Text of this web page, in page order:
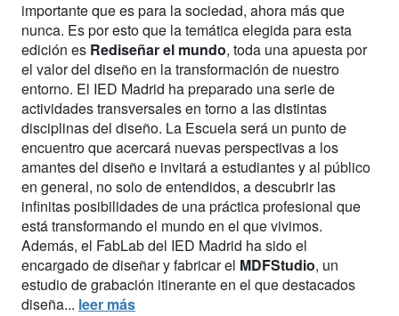
importante que es para la sociedad, ahora más que
nunca. Es por esto que la temática elegida para esta
edición es Rediseñar el mundo, toda una apuesta por
el valor del diseño en la transformación de nuestro
entorno. El IED Madrid ha preparado una serie de
actividades transversales en torno a las distintas
disciplinas del diseño. La Escuela será un punto de
encuentro que acercará nuevas perspectivas a los
amantes del diseño e invitará a estudiantes y al público
en general, no solo de entendidos, a descubrir las
infinitas posibilidades de una práctica profesional que
está transformando el mundo en el que vivimos.
Además, el FabLab del IED Madrid ha sido el
encargado de diseñar y fabricar el MDFStudio, un
estudio de grabación itinerante en el que destacados
diseña... leer más